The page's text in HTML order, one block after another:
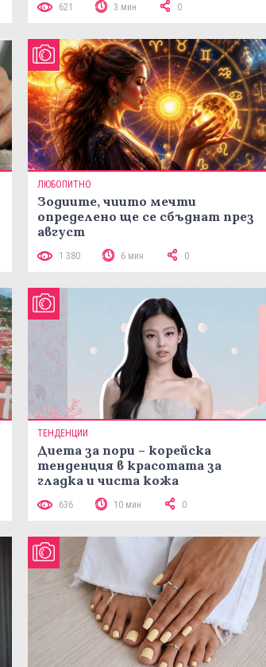
621 3 мин 0
ЛЮБОПИТНО
Зодиите, чиито мечти
определено ще се сбъднат през
август
1 380 6 мин 0
ТЕНДЕНЦИИ
Диета за пори – корейска
тенденция в красотата за
гладка и чиста кожа
636 10 мин 0